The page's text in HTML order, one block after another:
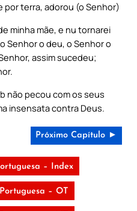
terra, adorou (o Senhor)
minha mãe, e nu tornarei
Senhor o deu, o Senhor o
assim sucedeu;
não pecou com os seus
insensata contra Deus.
Próximo Capítulo ►
– Index
– OT